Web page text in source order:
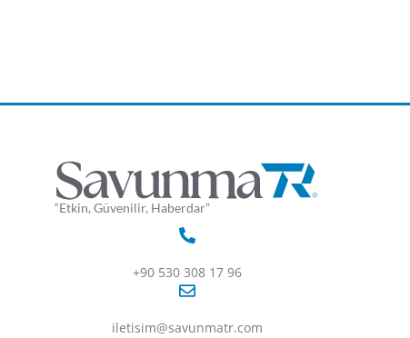
“Etkin, Güvenilir, Haberdar”
+90 530 308 17 96
iletisim@savunmatr.com